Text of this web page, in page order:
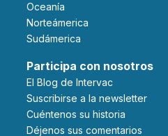
Oceanía
Norteámerica
Sudámerica
Participa con nosotros
El Blog de Intervac
Suscribirse a la newsletter
Cuéntenos su historia
Déjenos sus comentarios